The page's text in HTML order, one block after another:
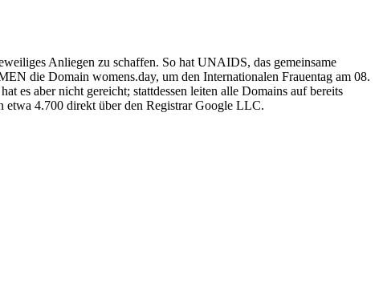
Anliegen zu schaffen. So hat UNAIDS, das gemeinsame
die Domain womens.day, um den Internationalen Frauentag am 08.
es aber nicht gereicht; stattdessen leiten alle Domains auf bereits
4.700 direkt über den Registrar Google LLC.